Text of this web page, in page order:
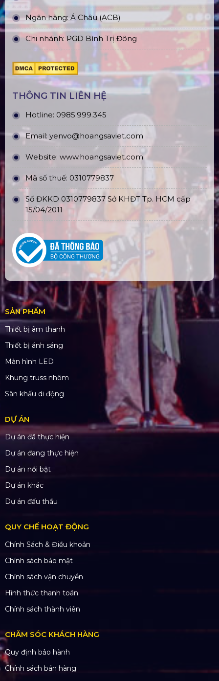
Ngân hàng: Á Châu (ACB)
Chi nhánh: PGD Bình Trị Đông
THÔNG TIN LIÊN HỆ
Hotline: 0985.999.345
Email: yenvo@hoangsaviet.com
Website: www.hoangsaviet.com
Mã số thuế: 0310779837
Số ĐKKD 0310779837 Sở KHĐT Tp. HCM cấp
15/04/2011
SẢN PHẨM
Thiết bị âm thanh
Thiết bị ánh sáng
Màn hình LED
Khung truss nhôm
Sân khấu di động
DỰ ÁN
Dự án đã thực hiện
Dự án đang thực hiện
Dự án nổi bật
Dự án khác
Dự án đấu thầu
QUY CHẾ HOẠT ĐỘNG
Chính Sách & Điều khoản
Chính sách bảo mật
Chính sách vận chuyển
Hình thức thanh toán
Chính sách thành viên
CHĂM SÓC KHÁCH HÀNG
Quy định bảo hành
Chính sách bán hàng